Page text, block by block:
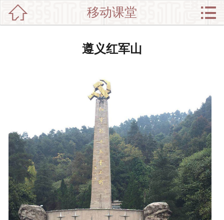
师资介绍
培训集锦
中心介绍
联系我们
 移动课堂 
遵义红军山